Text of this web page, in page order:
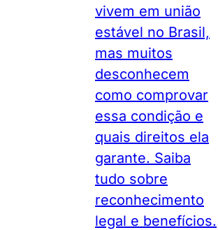
vivem em união
estável no Brasil,
mas muitos
desconhecem
como comprovar
essa condição e
quais direitos ela
garante. Saiba
tudo sobre
reconhecimento
legal e benefícios.